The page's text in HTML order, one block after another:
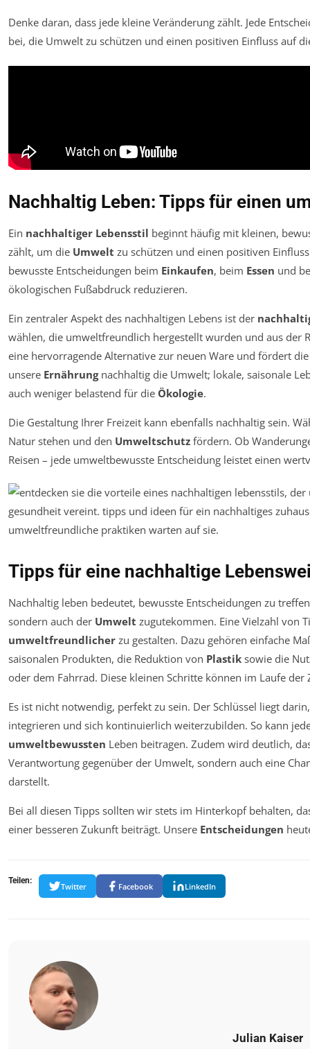
Denke daran, dass jede kleine Veränderung zählt. Jede
bei, die Umwelt zu schützen und einen positiven Einfluss auf
Nachhaltig Leben: Tipps für einen
Ein nachhaltiger Lebensstil beginnt häufig mit kleinen,
zählt, um die Umwelt zu schützen und einen positiven
bewusste Entscheidungen beim Einkaufen, beim Essen und
ökologischen Fußabdruck reduzieren.
Ein zentraler Aspekt des nachhaltigen Lebens ist der
wählen, die umweltfreundlich hergestellt wurden und aus der
eine hervorragende Alternative zur neuen Ware und fördert
unsere Ernährungnachhaltig die Umwelt; lokale, saisonale
auch weniger belastend für die Ökologie.
Die Gestaltung Ihrer Freizeit kann ebenfalls nachhaltig sein.
Natur stehen und den Umweltschutz fördern. Ob
Reisen – jede umweltbewusste Entscheidung leistet einen
Tipps für eine nachhaltige
Nachhaltig leben bedeutet, bewusste Entscheidungen zu
sondern auch der Umwelt zugutekommen. Eine Vielzahl von
umweltfreundlicher zu gestalten. Dazu gehören einfache
saisonalen Produkten, die Reduktion von Plastik sowie die
oder dem Fahrrad. Diese kleinen Schritte können im Laufe
Es ist nicht notwendig, perfekt zu sein. Der Schlüssel liegt
integrieren und sich kontinuierlich weiterzubilden. So kann
umweltbewussten Leben beitragen. Zudem wird deutlich,
Verantwortung gegenüber der Umwelt, sondern auch eine
darstellt.
Bei all diesen Tipps sollten wir stets im Hinterkopf behalten,
einer besseren Zukunft beiträgt. Unsere Entscheidungen
Teilen:
Twitter Facebook LinkedIn
Julian Kaiser